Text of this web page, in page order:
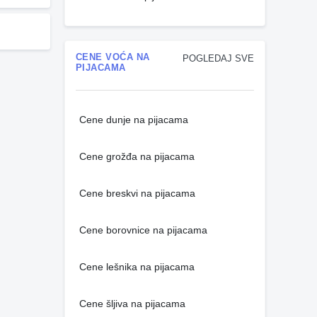
POGLEDAJ SVE
CENE VOĆA NA
PIJACAMA
Cene dunje na pijacama
Cene grožđa na pijacama
Cene breskvi na pijacama
Cene borovnice na pijacama
Cene lešnika na pijacama
Cene šljiva na pijacama